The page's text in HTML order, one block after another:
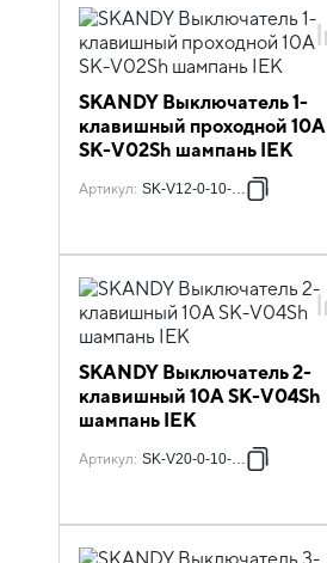
SKANDY Выключатель 1-
клавишный проходной 10А
SK-V02Sh шампань IEK
Артикул: SK-V12-0-10-K37
SKANDY Выключатель 2-
клавишный 10А SK-V04Sh
шампань IEK
Артикул: SK-V20-0-10-K37